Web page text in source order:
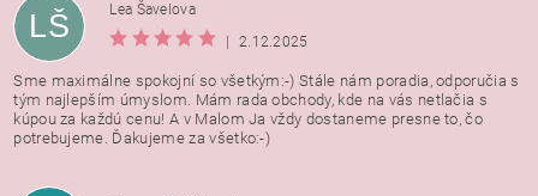
LŠ
Lea Šavelova
|
2.12.2025
Sme maximálne spokojní so všetkým:-) Stále nám poradia, odporučia s
tým najlepším úmyslom. Mám rada obchody, kde na vás netlačia s
kúpou za každú cenu! A v Malom Ja vždy dostaneme presne to, čo
potrebujeme. Ďakujeme za všetko:-)